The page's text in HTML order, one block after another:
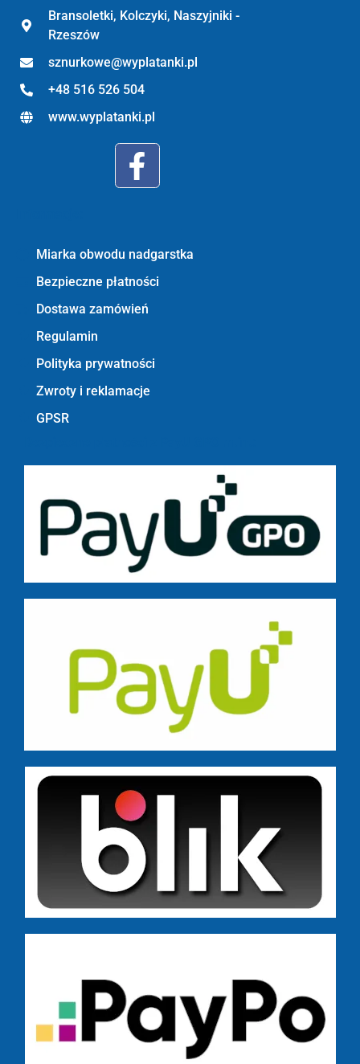
Bransoletki, Kolczyki, Naszyjniki -
Rzeszów
sznurkowe@wyplatanki.pl
+48 516 526 504
www.wyplatanki.pl
Miarka obwodu nadgarstka
Bezpieczne płatności
Dostawa zamówień
Regulamin
Polityka prywatności
Zwroty i reklamacje
GPSR